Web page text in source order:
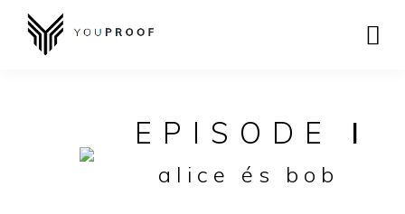
EPISODE I
alice és bob